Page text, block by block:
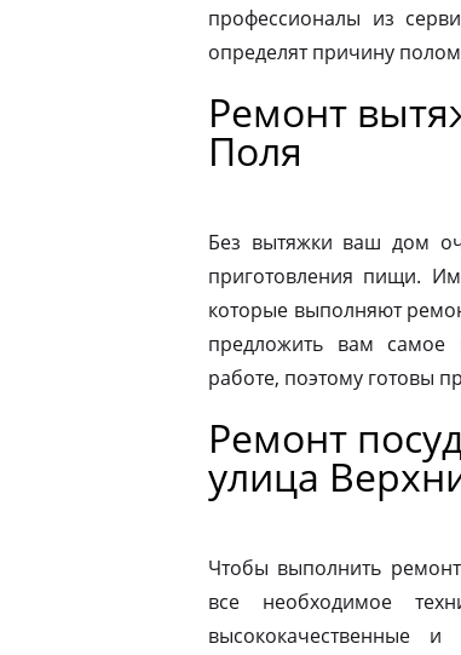
профессионалы из
определят причину
Ремонт
Поля
Без вытяжки ваш дом
приготовления пищи.
которые выполняют
предложить вам самое
работе, поэтому готовы
Ремонт
улица
Чтобы выполнить
все необходимое
высококачественные и